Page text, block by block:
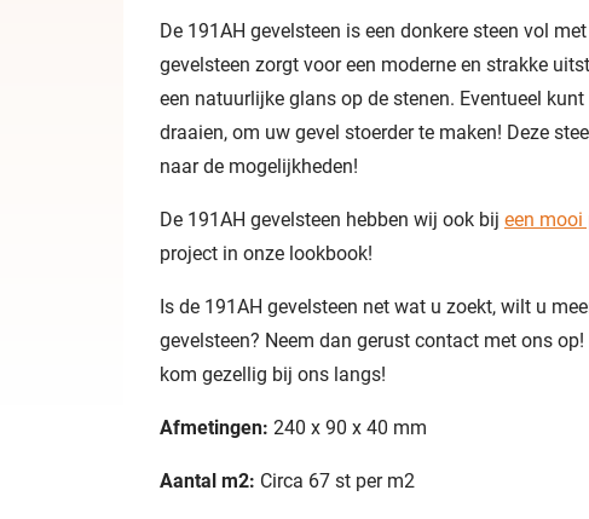
De 191AH gevelsteen is een donkere steen vol
gevelsteen zorgt voor een moderne en strakke
een natuurlijke glans op de stenen. Eventueel
draaien, om uw gevel stoerder te maken! Deze
naar de mogelijkheden!
De 191AH gevelsteen hebben wij ook bij een mooi
project in onze lookbook!
Is de 191AH gevelsteen net wat u zoekt, wilt u
gevelsteen? Neem dan gerust contact met ons
kom gezellig bij ons langs!
Afmetingen: 240 x 90 x 40 mm
Aantal m2: Circa 67 st per m2